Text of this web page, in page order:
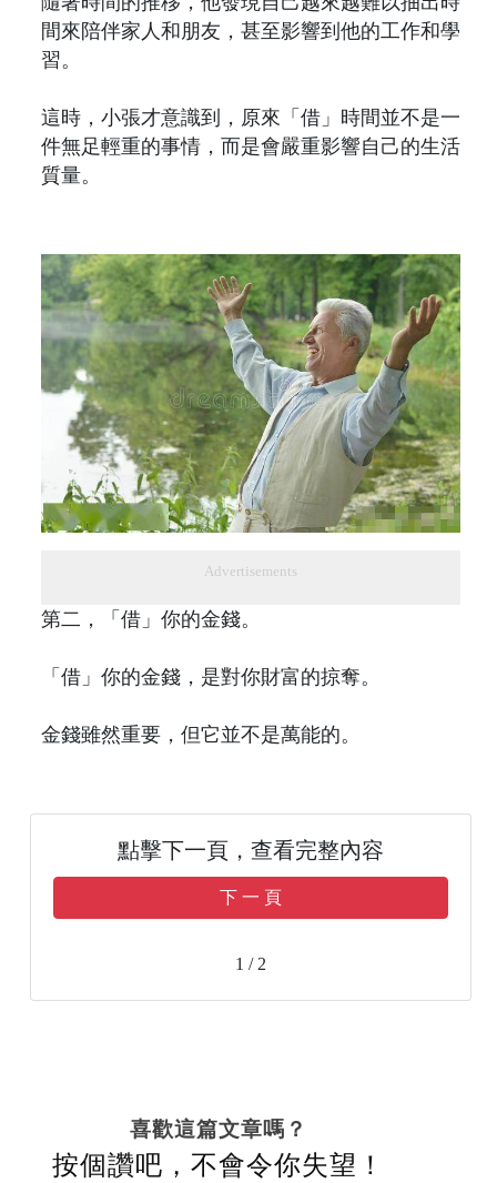
間來陪伴家人和朋友，甚至影響到他的工作和學
習。
這時，小張才意識到，原來「借」時間並不是一
件無足輕重的事情，而是會嚴重影響自己的生活
質量。
Advertisements
第二，「借」你的金錢。
「借」你的金錢，是對你財富的掠奪。
金錢雖然重要，但它並不是萬能的。
點擊下一頁，查看完整內容
下 一 頁
1 / 2
喜歡這篇文章嗎？
按個讚吧，不會令你失望！